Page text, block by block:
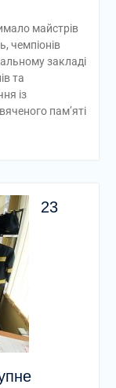
майстрів
чемпіонів
закладі
та
із
пам’яті
23